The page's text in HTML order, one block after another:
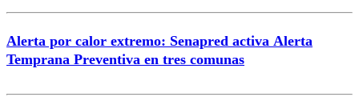
Alerta por calor extremo: Senapred activa Alerta
Temprana Preventiva en tres comunas